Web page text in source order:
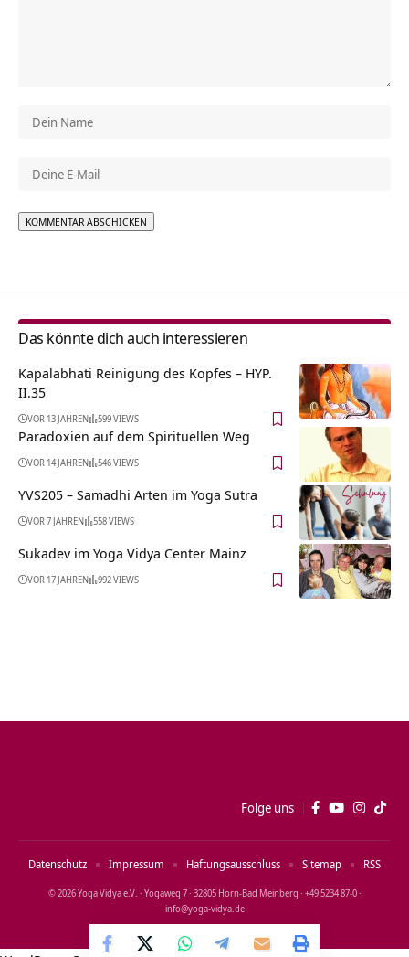
Das könnte dich auch interessieren
Kapalabhati Reinigung des Kopfes – HYP.
II.35
VOR 13 JAHREN 599 VIEWS
Paradoxien auf dem Spirituellen Weg
VOR 14 JAHREN 546 VIEWS
YVS205 – Samadhi Arten im Yoga Sutra
VOR 7 JAHREN 558 VIEWS
Sukadev im Yoga Vidya Center Mainz
VOR 17 JAHREN 992 VIEWS
Folge uns
© 2026 Yoga Vidya e.V. · Yogaweg 7 · 32805 Horn‑Bad Meinberg · +49 5234 87‑0 ·
info@yoga‑vidya.de
Datenschutz Impressum Haftungsausschluss Sitemap RSS